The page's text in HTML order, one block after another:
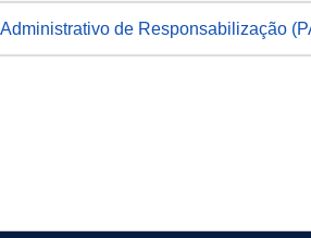
de Responsabilização